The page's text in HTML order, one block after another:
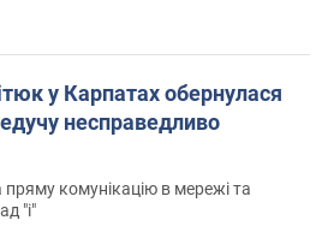
у Карпатах обернулася
несправедливо
комунікацію в мережі та
"і"